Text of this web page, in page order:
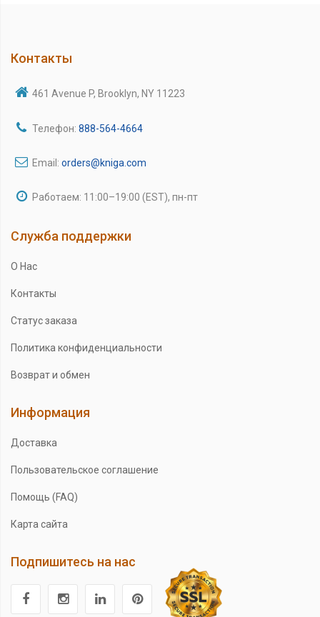
Контакты
461 Avenue P, Brooklyn, NY 11223
Телефон: 888-564-4664
Email: orders@kniga.com
Работаем: 11:00–19:00 (EST), пн-пт
Служба поддержки
О Нас
Контакты
Статус заказа
Политика конфиденциальности
Возврат и обмен
Информация
Доставка
Пользовательское соглашение
Помощь (FAQ)
Карта сайта
Подпишитесь на нас